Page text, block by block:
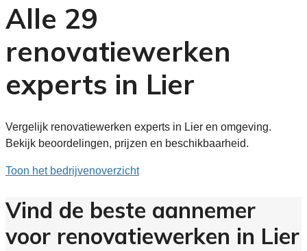
Alle 29
renovatiewerken
experts in Lier
Vergelijk renovatiewerken experts in Lier en omgeving.
Bekijk beoordelingen, prijzen en beschikbaarheid.
Toon het bedrijvenoverzicht
Vind de beste aannemer
voor renovatiewerken in Lier